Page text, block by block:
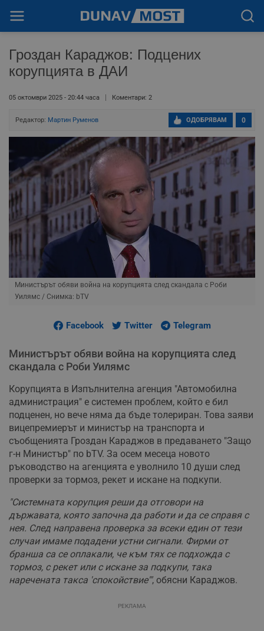
Гроздан Караджов: Подцених
корупцията в ДАИ
05 октомври 2025 - 20:44 часа Коментари: 2
Редактор: Мартин Руменов 0
ОДОБРЯВАМ
Министърът обяви война на корупцията след скандала с Роби
Уилямс / Снимка: bTV
Facebook Twitter Telegram
Министърът обяви война на корупцията след
скандала с Роби Уилямс
Корупцията в Изпълнителна агенция "Автомобилна
администрация" е системен проблем, който е бил
подценен, но вече няма да бъде толериран. Това заяви
вицепремиерът и министър на транспорта и
съобщенията Гроздан Караджов в предаването "Защо
г-н Министър" по bTV. За осем месеца новото
ръководство на агенцията е уволнило 10 души след
проверки за тормоз, рекет и искане на подкупи.
"Системната корупция реши да отговори на
държавата, която започна да работи и да се справя с
нея. След направена проверка за всеки един от тези
случаи имаме подадени устни сигнали. Фирми от
бранша са се оплакали, че към тях се подхожда с
тормоз, с рекет или с искане за подкупи, така
наречената такса 'спокойствие'", обясни Караджов.
РЕКЛАМА